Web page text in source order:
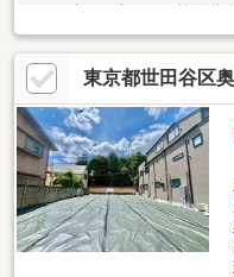
132.61坪）■南西側 前面道
域内の閑静な住宅地■建築条
ハウスメーカー・工務店で
ございます
～東急リバブル 二子玉川セ
『スーモを見て』とお伝え
また自宅購入の際の素朴な
い。
東京都世田谷区